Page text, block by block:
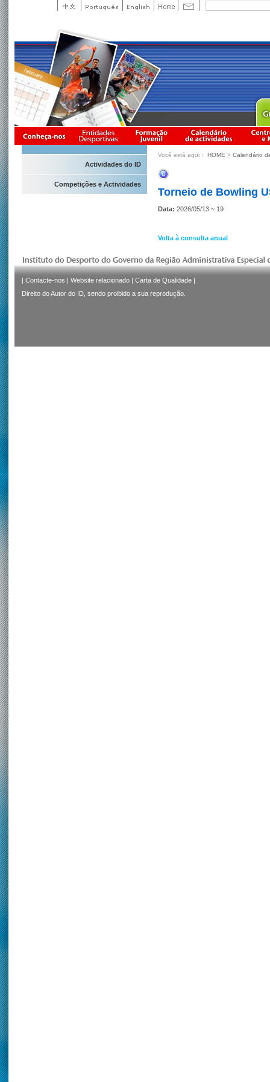
Actividades do ID
Competições e Actividades
Você está aqui： HOME > Calendário
Torneio de Bowling
Data: 2026/05/13 ~ 19
Volta à consulta anual
| Contacte-nos | Website relacionado | Carta de Qualidade |
Direito do Autor do ID, sendo proibido a sua reprodução.